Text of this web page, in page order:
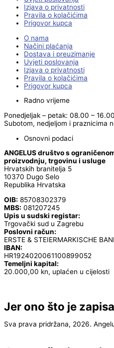
Izjava o privatnosti
Pravila o kolačićima
Prigovor kupca
O nama
Načini plaćanja
Dostava i preuzimanje
Uvjeti poslovanja
Izjava o privatnosti
Pravila o kolačićima
Prigovor kupca
Radno vrijeme
Ponedjeljak – petak: 08.00 – 16.00
Subotom, nedjeljom i praznicima
Osnovni podaci
ANGELUS društvo s
proizvodnju, trgovinu i usluge
Hrvatskih branitelja 5
10370 Dugo Selo
Republika Hrvatska
OIB: 85708302379
MBS: 081207245
Upis u sudski registar:
Trgovački sud u Zagrebu
Poslovni račun:
ERSTE & STEIERMARKISCHE
IBAN:
HR1924020061100899052
Temeljni kapital:
20.000,00 kn, uplaćen u cijelosti
Jer ono što je
Sva prava pridržana, 2026.